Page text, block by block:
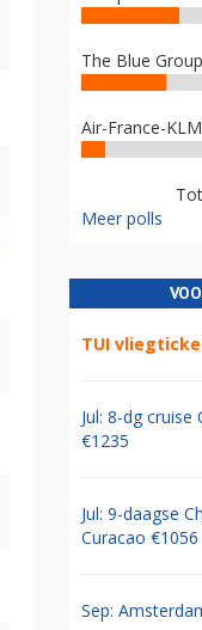
The Blue Group
Air-France-
Meer polls
TUI
Jul: 8-dg
€1235
Jul: 9-daagse
Curacao €1056
Sep: